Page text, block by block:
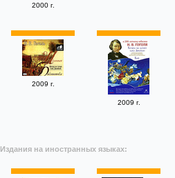
2000 г.
2009 г.
2009 г.
Издания на иностранных языках: